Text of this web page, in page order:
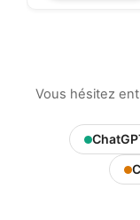
Vous hésitez